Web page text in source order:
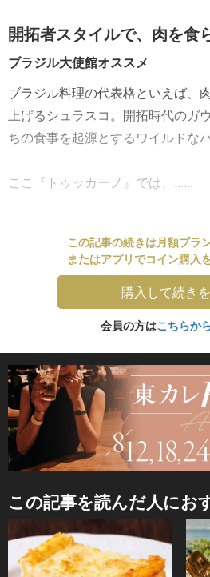
開拓者スタイルで、肉を食
ブラジル大使館オススメ
ブラジル料理の代表格といえば、
上げるシュラスコ。開拓時代のガ
ちの食事を起源とするワイルドな
ここ『トゥッカーノ』では、......
この記事の続きは月額プラ
またはアプリでコイン購入
購入して続き
会員の方はこちらか
この記事を読んだ人にお